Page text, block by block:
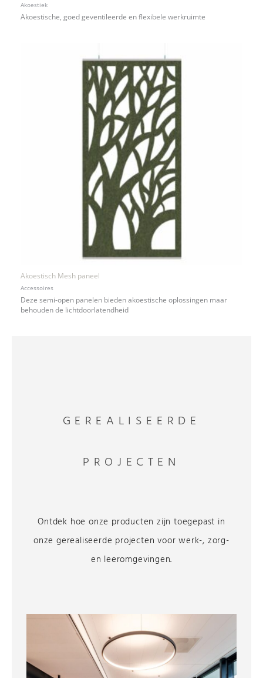
Akoestiek
Akoestische, goed geventileerde en flexibele werkruimte
Akoestisch Mesh paneel
Accessoires
Deze semi-open panelen bieden akoestische oplossingen maar
behouden de lichtdoorlatendheid
GEREALISEERDE
PROJECTEN
Ontdek hoe onze producten zijn toegepast in
onze gerealiseerde projecten voor werk-, zorg-
en leeromgevingen.